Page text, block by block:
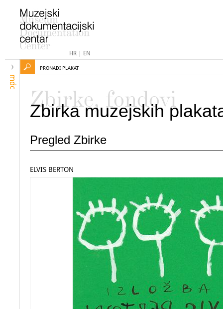
HR| EN
mdc
PRONAĐI PLAKAT
Zbirke, fondovi
Zbirka muzejskih
Pregled Zbirke
ELVIS BERTON